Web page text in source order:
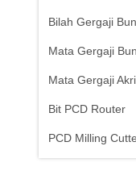
Bilah Gergaji
Mata Gergaji
Mata Gergaji
Bit PCD Router
PCD Milling